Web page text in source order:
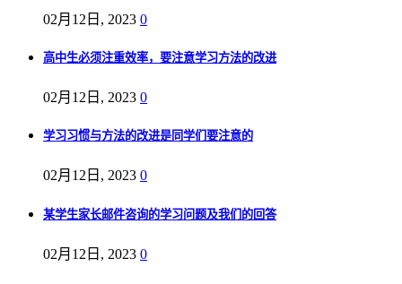
02月12日, 2023 0
高中生必须注重效率，要注意学习方法的改进
02月12日, 2023 0
学习习惯与方法的改进是同学们要注意的
02月12日, 2023 0
某学生家长邮件咨询的学习问题及我们的回答
02月12日, 2023 0